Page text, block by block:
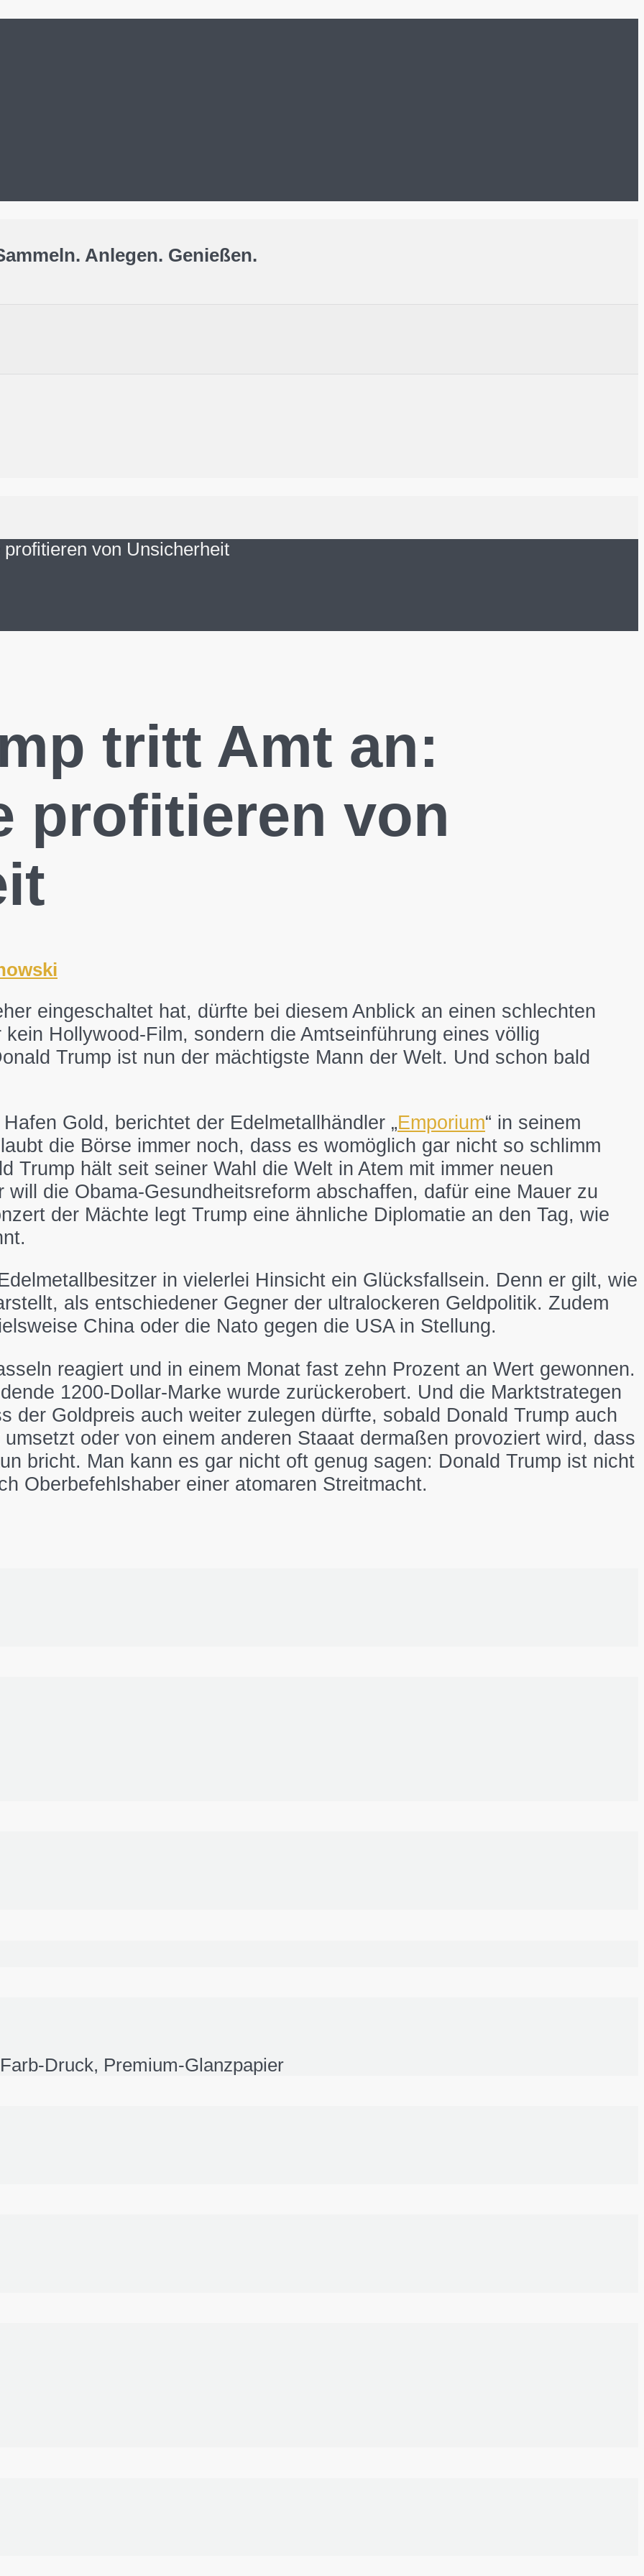
Anlegen. Genießen.
von Unsicherheit
tritt Amt an:
profitieren von
eingeschaltet hat, dürfte bei diesem Anblick an einen schlechten
Hollywood-Film, sondern die Amtseinführung eines völlig
Trump ist nun der mächtigste Mann der Welt. Und schon bald
Gold, berichtet der Edelmetallhändler „Emporium“ in seinem
die Börse immer noch, dass es womöglich gar nicht so schlimm
Trump hält seit seiner Wahl die Welt in Atem mit immer neuen
die Obama-Gesundheitsreform abschaffen, dafür eine Mauer zu
der Mächte legt Trump eine ähnliche Diplomatie an den Tag, wie
in vielerlei Hinsicht ein Glücksfallsein. Denn er gilt, wie
als entschiedener Gegner der ultralockeren Geldpolitik. Zudem
China oder die Nato gegen die USA in Stellung.
reagiert und in einem Monat fast zehn Prozent an Wert gewonnen.
1200-Dollar-Marke wurde zurückerobert. Und die Marktstrategen
der Goldpreis auch weiter zulegen dürfte, sobald Donald Trump auch
oder von einem anderen Staaat dermaßen provoziert wird, dass
bricht. Man kann es gar nicht oft genug sagen: Donald Trump ist nicht
Oberbefehlshaber einer atomaren Streitmacht.
Druck, Premium-Glanzpapier